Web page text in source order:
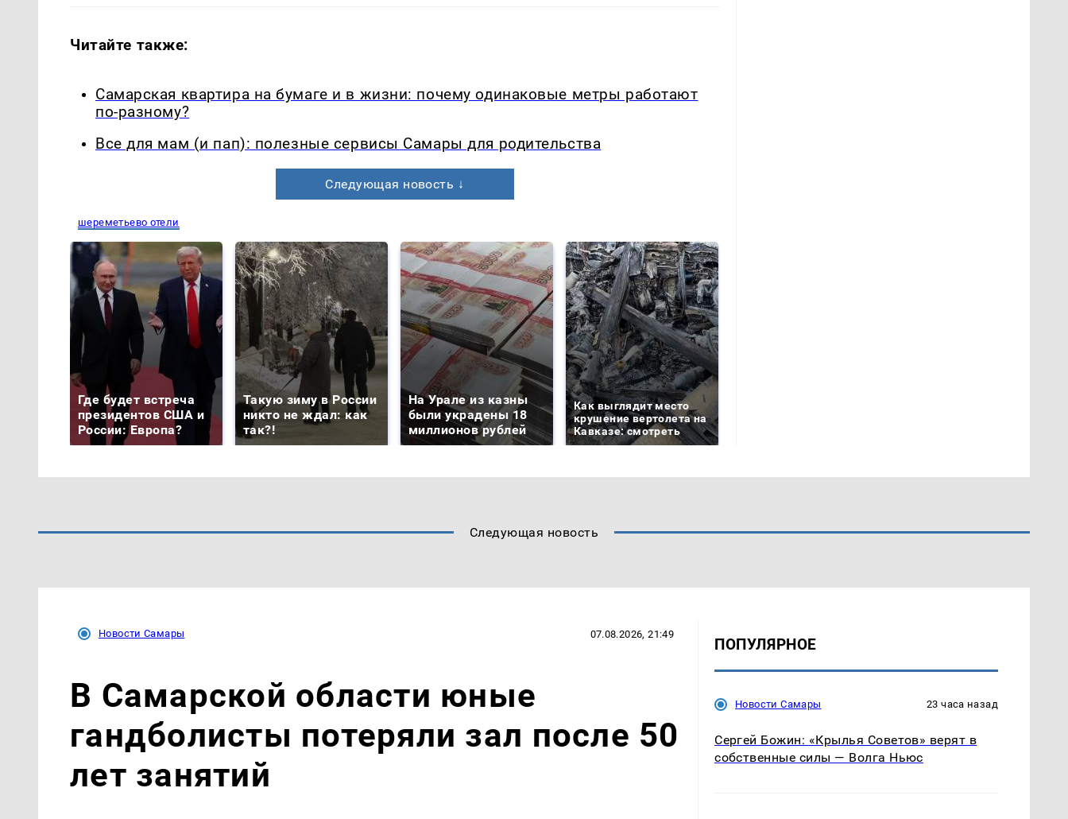
Читайте также:
Самарская квартира на бумаге и в жизни: почему одинаковые метры работают
по-разному?
Все для мам (и пап): полезные сервисы Самары для родительства
Следующая новость ↓
шереметьево отели
Где будет встреча
президентов США и
России: Европа?
Такую зиму в России
никто не ждал: как
так?!
На Урале из казны
были украдены 18
миллионов рублей
Как выглядит место
крушение вертолета на
Кавказе: смотреть
Следующая новость
Новости Самары 07.08.2026, 21:49
В Самарской области юные
гандболисты потеряли зал после 50
лет занятий
ПОПУЛЯРНОЕ
Новости Самары 23 часа назад
Сергей Божин: «Крылья Советов» верят в
собственные силы — Волга Ньюс